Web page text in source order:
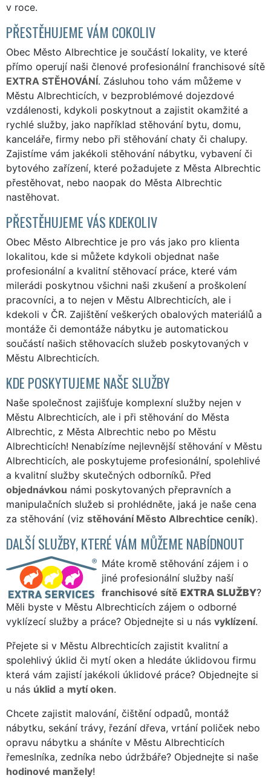
v roce.
PŘESTĚHUJEME VÁM COKOLIV
Obec Město Albrechtice je součástí lokality, ve které
přímo operují naši členové profesionální franchisové sítě
EXTRA STĚHOVÁNÍ. Zásluhou toho vám můžeme v
Městu Albrechticích, v bezproblémové dojezdové
vzdálenosti, kdykoli poskytnout a zajistit okamžité a
rychlé služby, jako například stěhování bytu, domu,
kanceláře, firmy nebo při stěhování chaty či chalupy.
Zajistíme vám jakékoli stěhování nábytku, vybavení či
bytového zařízení, které požadujete z Města Albrechtic
přestěhovat, nebo naopak do Města Albrechtic
nastěhovat.
PŘESTĚHUJEME VÁS KDEKOLIV
Obec Město Albrechtice je pro vás jako pro klienta
lokalitou, kde si můžete kdykoli objednat naše
profesionální a kvalitní stěhovací práce, které vám
milerádi poskytnou všichni naši zkušení a proškolení
pracovníci, a to nejen v Městu Albrechticích, ale i
kdekoli v ČR. Zajištění veškerých obalových materiálů a
montáže či demontáže nábytku je automatickou
součástí našich stěhovacích služeb poskytovaných v
Městu Albrechticích.
KDE POSKYTUJEME NAŠE SLUŽBY
Naše společnost zajišťuje komplexní služby nejen v
Městu Albrechticích, ale i při stěhování do Města
Albrechtic, z Města Albrechtic nebo po Městu
Albrechticích! Nenabízíme nejlevnější stěhování v Městu
Albrechticích, ale poskytujeme profesionální, spolehlivé
a kvalitní služby skutečných odborníků. Před
objednávkou námi poskytovaných přepravních a
manipulačních služeb si prohlédněte, jaká je naše cena
za stěhování (viz stěhování Město Albrechtice ceník).
DALŠÍ SLUŽBY, KTERÉ VÁM MŮŽEME NABÍDNOUT
Máte kromě stěhování zájem i o
jiné profesionální služby naší
franchisové sítě EXTRA SLUŽBY?
Měli byste v Městu Albrechticích zájem o odborné
vyklízecí služby a práce? Objednejte si u nás vyklízení.
Přejete si v Městu Albrechticích zajistit kvalitní a
spolehlivý úklid či mytí oken a hledáte úklidovou firmu
která vám zajistí jakékoli úklidové práce? Objednejte si
u nás úklid a mytí oken.
Chcete zajistit malování, čištění odpadů, montáž
nábytku, sekání trávy, řezání dřeva, vrtání poliček nebo
opravu nábytku a sháníte v Městu Albrechticích
řemeslníka, zedníka nebo údržbáře? Objednejte si naše
hodinové manžely!